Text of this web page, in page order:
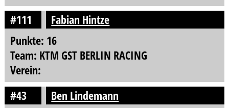
#111
Fabian Hintze
Punkte: 16
Team: KTM GST BERLIN RACING
Verein:
#43
Ben Lindemann